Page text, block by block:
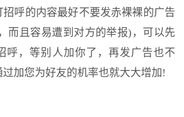
呼的内容最好不要发赤裸裸的广告
而且容易遭到对方的举报)，可以先
呼，等别人加你了，再发广告也不
加您为好友的机率也就大大增加!